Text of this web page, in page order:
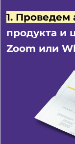
1. Проведем
продукта и
Zoom или